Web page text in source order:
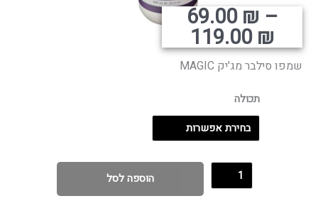
שמפו סילבר מג'יק MAGIC
69.00₪–
119.00₪
טווח
⁦69.00 ₪⁩
עד
תכולה
הוספה לסל